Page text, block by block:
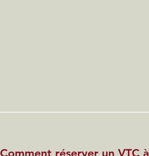
Comment réserver un VTC à